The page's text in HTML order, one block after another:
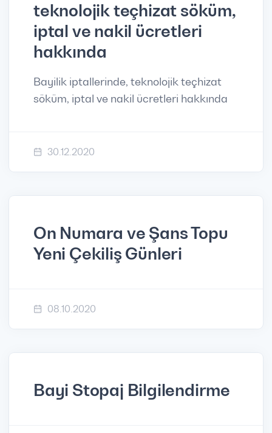
teknolojik teçhizat söküm,
iptal ve nakil ücretleri
hakkında
Bayilik iptallerinde, teknolojik teçhizat
söküm, iptal ve nakil ücretleri hakkında
30.12.2020
On Numara ve Şans Topu
Yeni Çekiliş Günleri
08.10.2020
Bayi Stopaj Bilgilendirme